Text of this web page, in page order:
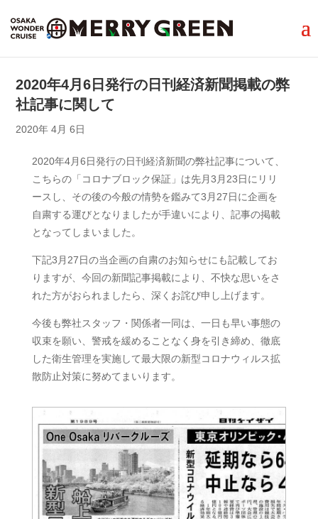
2020年4月6日発行の日刊経済新聞掲載の弊
社記事に関して
2020年 4月 6日
2020年4月6日発行の日刊経済新聞の弊社記事について、
こちらの「コロナブロック保証」は先月3月23日にリリ
ースし、その後の今般の情勢を鑑みて3月27日に企画を
自粛する運びとなりましたが手違いにより、記事の掲載
となってしまいました。
下記3月27日の当企画の自粛のお知らせにも記載してお
りますが、今回の新聞記事掲載により、不快な思いをさ
れた方がおられましたら、深くお詫び申し上げます。
今後も弊社スタッフ・関係者一同は、一日も早い事態の
収束を願い、警戒を緩めることなく身を引き締め、徹底
した衛生管理を実施して最大限の新型コロナウィルス拡
散防止対策に努めてまいります。